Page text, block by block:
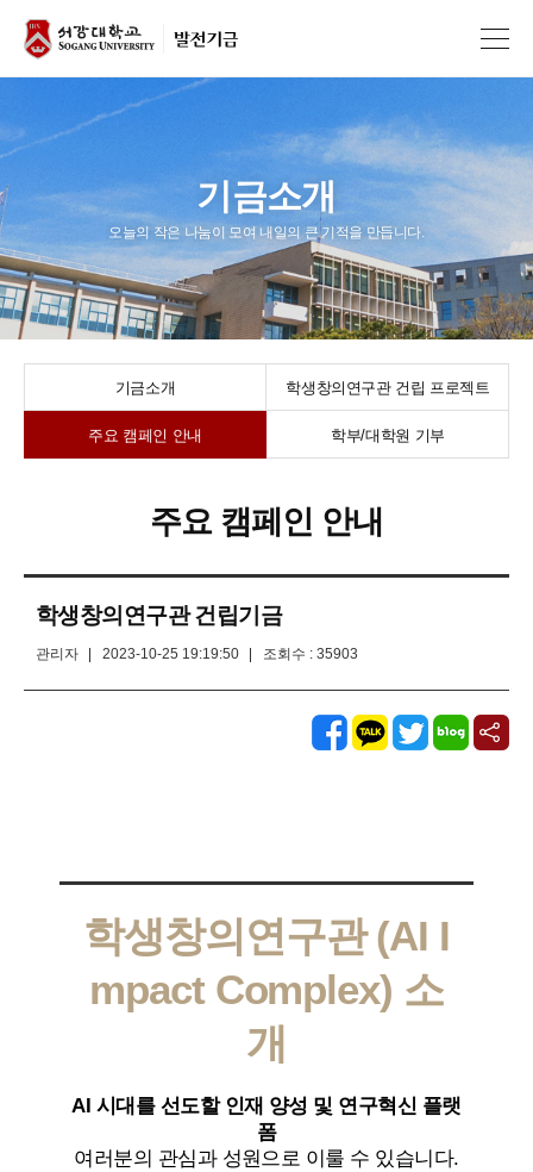
기금소개
오늘의 작은 나눔이 모여 내일의 큰 기적을 만듭니다.
기금소개 학생창의연구관 건립 프로젝트
주요 캠페인 안내 학부/대학원 기부
주요 캠페인 안내
학생창의연구관 건립기금
관리자 2023-10-25 19:19:50 조회수 : 35903
학생창의연구관 (AI I
mpact Complex) 소
개
AI 시대를 선도할 인재 양성 및 연구혁신 플랫
폼
여러분의 관심과 성원으로 이룰 수 있습니다.